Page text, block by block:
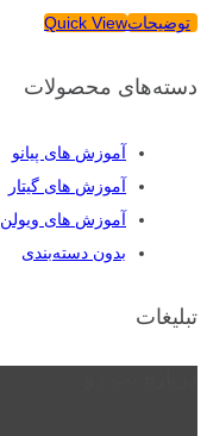
توضیحاتQuick View
دسته‌های محصولات
آموزش های پیانو
آموزش های گیتار
آموزش های ویولن
بدون دسته‌بندی
تبلیغات